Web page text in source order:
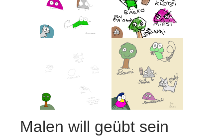
Malen will geübt sein